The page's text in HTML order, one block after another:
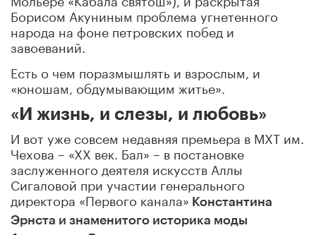
Борисом Акуниным проблема угнетенного
народа на фоне петровских побед и
завоеваний.
Есть о чем поразмышлять и взрослым, и
«юношам, обдумывающим житье».
«И жизнь, и слезы, и любовь»
И вот уже совсем недавняя премьера в МХТ им.
Чехова – «ХХ век. Бал» – в постановке
заслуженного деятеля искусств Аллы
Сигаловой при участии генерального
директора «Первого канала» Константина
Эрнста и знаменитого историка моды